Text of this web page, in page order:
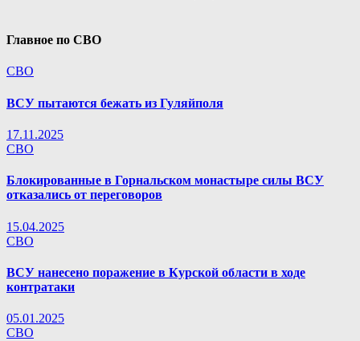
Главное по СВО
СВО
ВСУ пытаются бежать из Гуляйполя
17.11.2025
СВО
Блокированные в Горнальском монастыре силы ВСУ
отказались от переговоров
15.04.2025
СВО
ВСУ нанесено поражение в Курской области в ходе
контратаки
05.01.2025
СВО